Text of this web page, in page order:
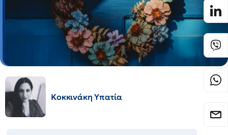
Κοκκινάκη Υπατία